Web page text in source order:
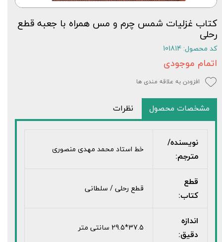
کتاب غزلیات شمس چرم و مس همراه با جعبه قطع
رحلی
کد محصول: 101814
اتمام موجودی
افزودن به علاقه مندی ها
مشخصات محصول نظرات
نویسنده/
مترجم:
خط استاد محمد مهدی منصوری
قطع
کتاب:
قطع رحلی / سلطانی
اندازه
دقیق:
37.5*29.5 سانتی متر